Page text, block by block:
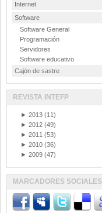
Internet
Software
Software General
Programación
Servidores
Software educativo
Cajón de sastre
REVISTA INTEFP
► 2013 (11)
► 2012 (49)
► 2011 (53)
► 2010 (36)
► 2009 (47)
MARCADORES SOCIALES